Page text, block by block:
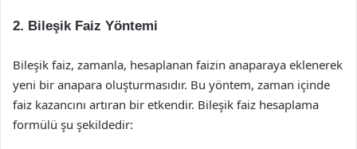
2. Bileşik Faiz Yöntemi
Bileşik faiz, zamanla, hesaplanan faizin anaparaya eklenerek
yeni bir anapara oluşturmasıdır. Bu yöntem, zaman içinde
faiz kazancını artıran bir etkendir. Bileşik faiz hesaplama
formülü şu şekildedir: